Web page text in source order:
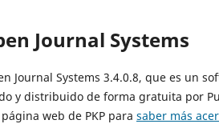
Journal Systems
Journal Systems 3.4.0.8, que es un
y distribuido de forma gratuita por
web de PKP para saber más